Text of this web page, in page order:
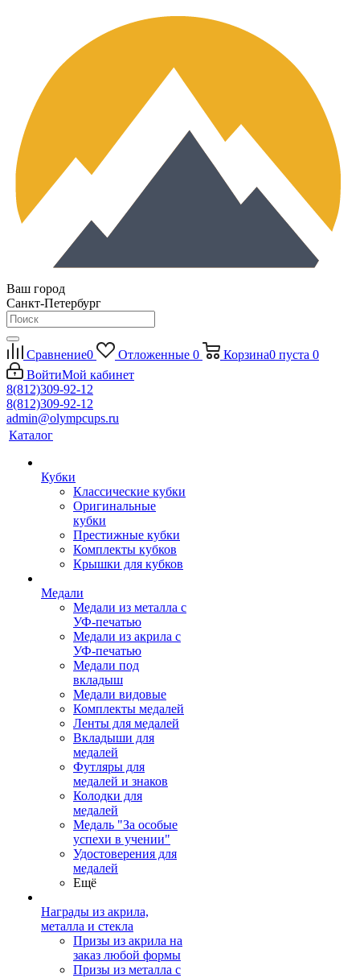
Ваш город
Санкт-Петербург
Сравнение0 Отложенные 0 Корзина0 пуста 0
ВойтиМой кабинет
8(812)309-92-12
8(812)309-92-12
admin@olympcups.ru
Каталог
Кубки
Классические кубки
Оригинальные
кубки
Престижные кубки
Комплекты кубков
Крышки для кубков
Медали
Медали из металла с
УФ-печатью
Медали из акрила с
УФ-печатью
Медали под
вкладыш
Медали видовые
Комплекты медалей
Ленты для медалей
Вкладыши для
медалей
Футляры для
медалей и знаков
Колодки для
медалей
Медаль "За особые
успехи в учении"
Удостоверения для
медалей
Ещё
Награды из акрила,
металла и стекла
Призы из акрила на
заказ любой формы
Призы из металла с